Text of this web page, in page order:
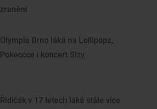
zranění
Olympia Brno láká na Lollipopz,
Pokeccce i koncert Slzy
Řidičák v 17 letech láká stále více